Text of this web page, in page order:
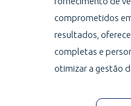
comprometidos
resultados,
completas e
otimizar a gestão